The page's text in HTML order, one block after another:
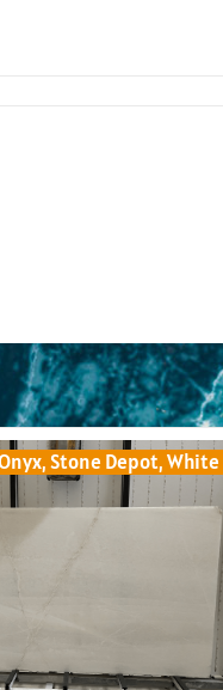
,Stone Depot,White